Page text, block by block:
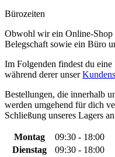
Bürozeiten
Obwohl wir ein Online-Shop
Belegschaft sowie ein Büro
Im Folgenden findest du
während derer unser
Bestellungen, die innerhalb
werden umgehend für dich
Schließung unseres Lagers
Montag
09:30 - 18:00
Dienstag
09:30 - 18:00